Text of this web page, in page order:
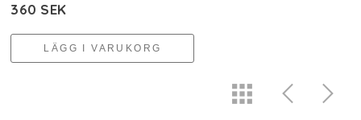
360 SEK
LÄGG I VARUKORG